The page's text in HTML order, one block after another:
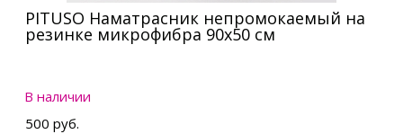
PITUSO Наматрасник непромокаемый на
резинке микрофибра 90х50 см
В наличии
500 руб.